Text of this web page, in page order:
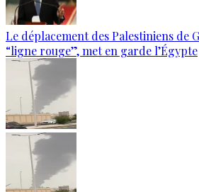
Le déplacement des Palestiniens de
“ligne rouge”, met en garde l’Égypte